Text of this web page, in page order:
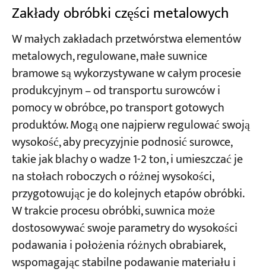
Zakłady obróbki części metalowych
W małych zakładach przetwórstwa elementów
metalowych, regulowane, małe suwnice
bramowe są wykorzystywane w całym procesie
produkcyjnym – od transportu surowców i
pomocy w obróbce, po transport gotowych
produktów. Mogą one najpierw regulować swoją
wysokość, aby precyzyjnie podnosić surowce,
takie jak blachy o wadze 1-2 ton, i umieszczać je
na stołach roboczych o różnej wysokości,
przygotowując je do kolejnych etapów obróbki.
W trakcie procesu obróbki, suwnica może
dostosowywać swoje parametry do wysokości
podawania i położenia różnych obrabiarek,
wspomagając stabilne podawanie materiału i